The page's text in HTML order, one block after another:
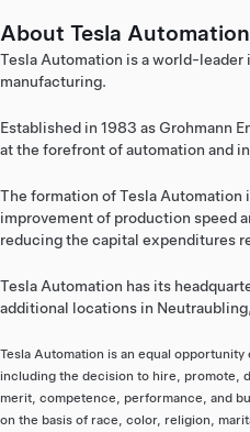
About Tesla Automation
Tesla Automation is a world-
manufacturing.
Established in 1983 as Grohmann
at the forefront of automation and
The formation of Tesla Automation
improvement of production speed
reducing the capital expenditures
Tesla Automation has its
additional locations in
Tesla Automation is an equal
including the decision to hire, promote,
merit, competence, performance, and
on the basis of race, color, religion,